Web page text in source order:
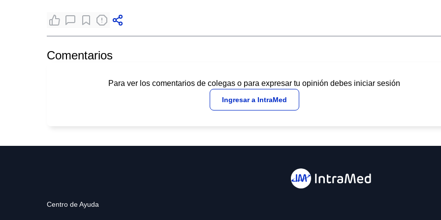
Comentarios
Para ver los comentarios de colegas o para expresar tu opinión debes iniciar sesión
Ingresar a IntraMed
Centro de Ayuda